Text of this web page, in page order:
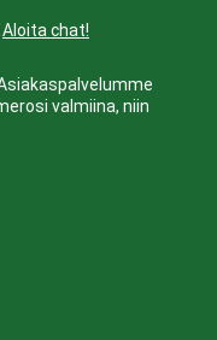
Aloita chat!
valmiina, niin